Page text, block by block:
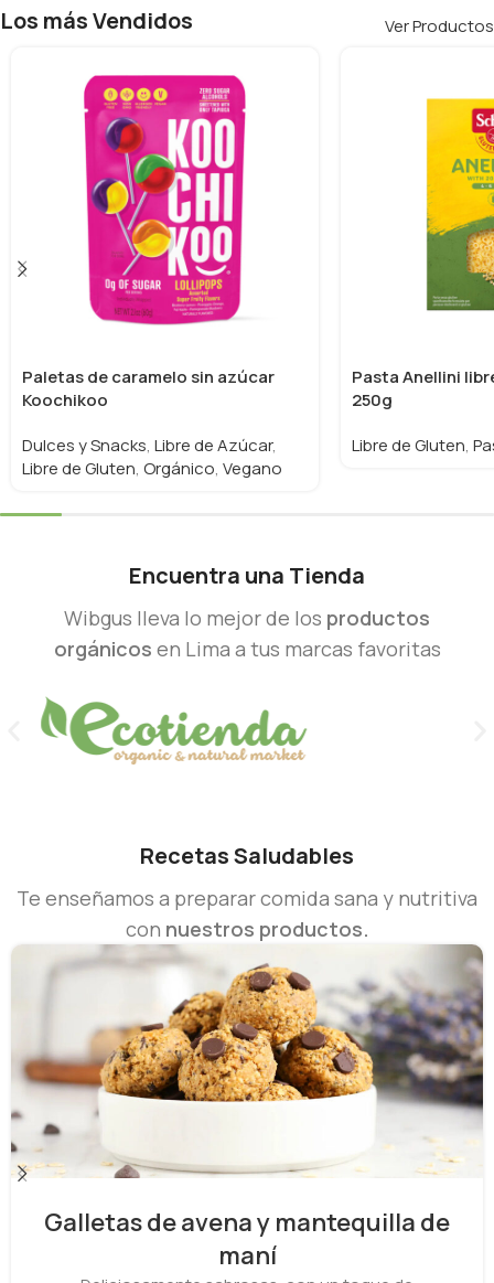
Los más Vendidos Ver Productos
Paletas de caramelo sin azúcar
Koochikoo
Dulces y Snacks, Libre de Azúcar,
Libre de Gluten, Orgánico, Vegano
Pasta Anellini
250g
Libre de Gluten,
Encuentra una Tienda
Wibgus lleva lo mejor de los productos
orgánicos en Lima a tus marcas favoritas
Recetas Saludables
Te enseñamos a preparar comida sana y nutritiva
con nuestros productos.
Galletas de avena y mantequilla de
maní